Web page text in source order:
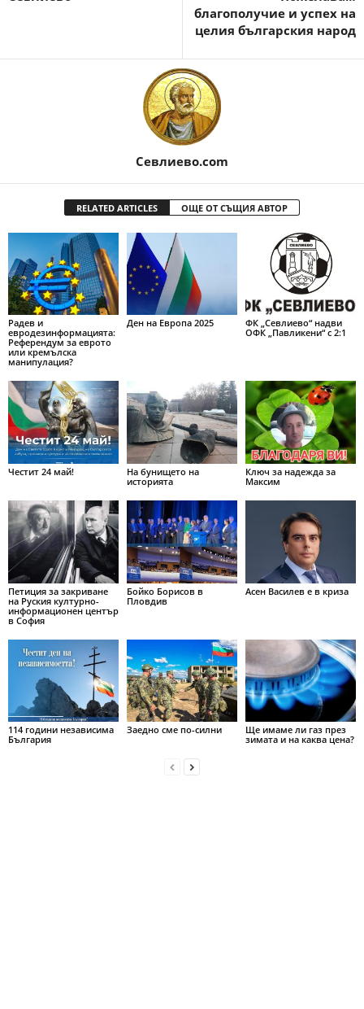
благополучие и успех на
целия българския народ
Севлиево.com
RELATED ARTICLES ОЩЕ ОТ СЪЩИЯ АВТОР
Радев и
евродезинформацията:
Референдум за еврото
или кремълска
манипулация?
Ден на Европа 2025
ФК „Севлиево“ надви
ОФК „Павликени“ с 2:1
Честит 24 май!
На бунището на
историята
Ключ за надежда за
Максим
Петиция за закриване
на Руския културно-
информационен център
в София
Бойко Борисов в
Пловдив
Асен Василев е в криза
114 години независима
България
Заедно сме по-силни
Ще имаме ли газ през
зимата и на каква цена?